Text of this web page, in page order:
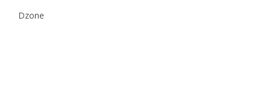
Dzone